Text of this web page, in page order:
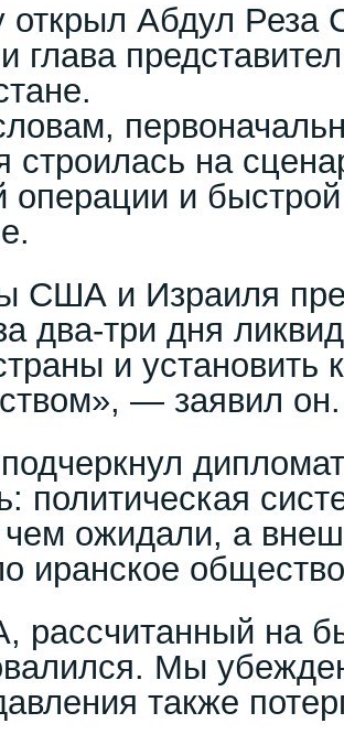
открыл Абдул Реза
глава
строилась на
операции и
США и Израиля
два-три дня
и установить
— заявил он.
политическая
чем ожидали, а
иранское
рассчитанный на
Мы
также